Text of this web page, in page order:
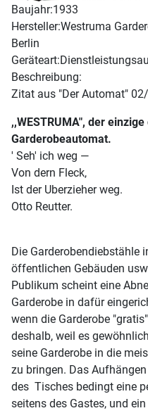
Baujahr:1933
Hersteller:Westruma
Berlin
Geräteart:
Beschreibung:
Zitat aus "Der Automat"
,,WESTRUMA", der
Garderobeautomat.
' Seh' ich weg —
Von dern Fleck,
Ist der Uberzieher weg.
Otto Reutter.
Die Garderobendiebstähle
öffentlichen Gebäuden
Publikum scheint eine
Garderobe in dafür
wenn die Garderobe
deshalb, weil es
seine Garderobe in die
zu bringen. Das
des Tisches bedingt eine
seitens des Gastes, und